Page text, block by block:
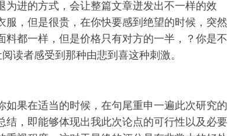
进的方式，会让整篇文章迸发出不一样的效
，但是很贵，在你快要感到绝望的时候，突然
都一样，但是价格只有对方的一半，？你是不
读者感受到那种由悲到喜这种刺激。
果在适当的时候，在句尾重申一遍此次研究的
，即能够体现出我此次论点的可行性以及必要